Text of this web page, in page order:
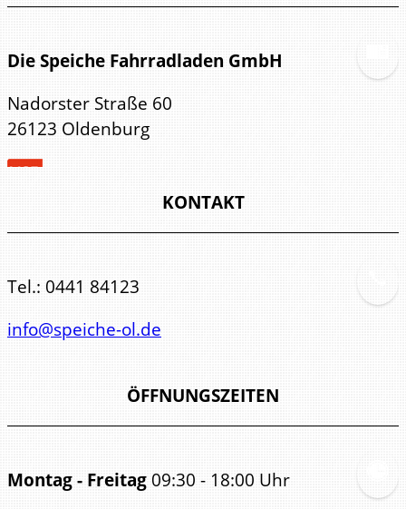
Die Speiche Fahrradladen GmbH
Nadorster Straße 60
26123 Oldenburg
KONTAKT
Tel.: 0441 84123
info@speiche-ol.de
ÖFFNUNGSZEITEN
Montag - Freitag 09:30 - 18:00 Uhr